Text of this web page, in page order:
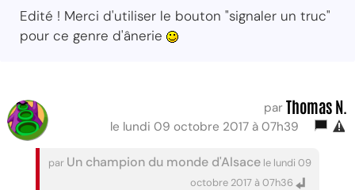
Edité ! Merci d'utiliser le bouton "signaler un truc"
pour ce genre d'ânerie
par Thomas N.
le lundi 09 octobre 2017 à 07h39
par Un champion du monde d'Alsace le lundi 09
octobre 2017 à 07h36